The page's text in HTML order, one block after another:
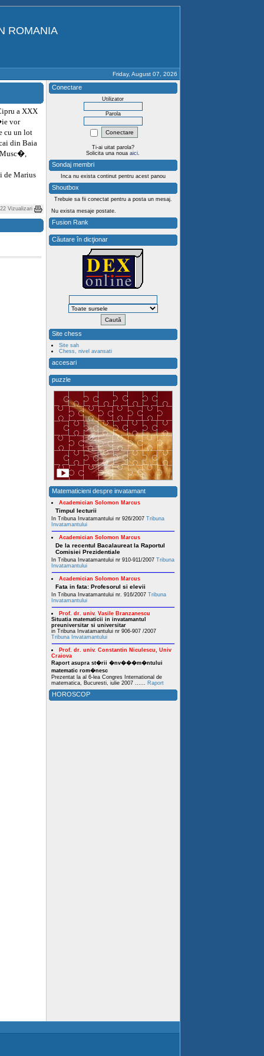
ROMANIA
Friday, August 07, 2026
a XXX
vor
cu un lot
din Baia
Musc�,
Marius
Vizualizari
Conectare
Utilizator
Parola
Ti-ai uitat parola?
Solicita una noua aici.
Sondaj membri
Inca nu exista continut pentru acest panou
Shoutbox
Trebuie sa fii conectat pentru a posta un mesaj.
Nu exista mesaje postate.
Fusion Rank
Căutare în dicţionar
Site chess
Site sah
Chess, nivel avansati
accesari
puzzle
Matematicieni despre invatamant
Academician Solomon Marcus
Timpul lecturii
In Tribuna Invatamantului nr 926/2007 Tribuna
Invatamantului
Academician Solomon Marcus
De la recentul Bacalaureat la Raportul
Comisiei Prezidentiale
In Tribuna Invatamantului nr 910-911/2007 Tribuna
Invatamantului
Academician Solomon Marcus
Fata in fata: Profesorul si elevii
In Tribuna Invatamantului nr. 916/2007 Tribuna
Invatamantului
Prof. dr. univ. Vasile Branzanescu
Situatia matematicii in invatamantul
preuniversitar si universitar
in Tribuna Invatamantului nr 906-907 /2007
Tribuna Invatamantului
Prof. dr. univ. Constantin Niculescu, Univ
Craiova
Raport asupra st�rii �nv���m�ntului
matematic rom�nesc
Prezentat la al 6-lea Congres International de
matematica, Bucuresti, iulie 2007 ...... Raport
HOROSCOP